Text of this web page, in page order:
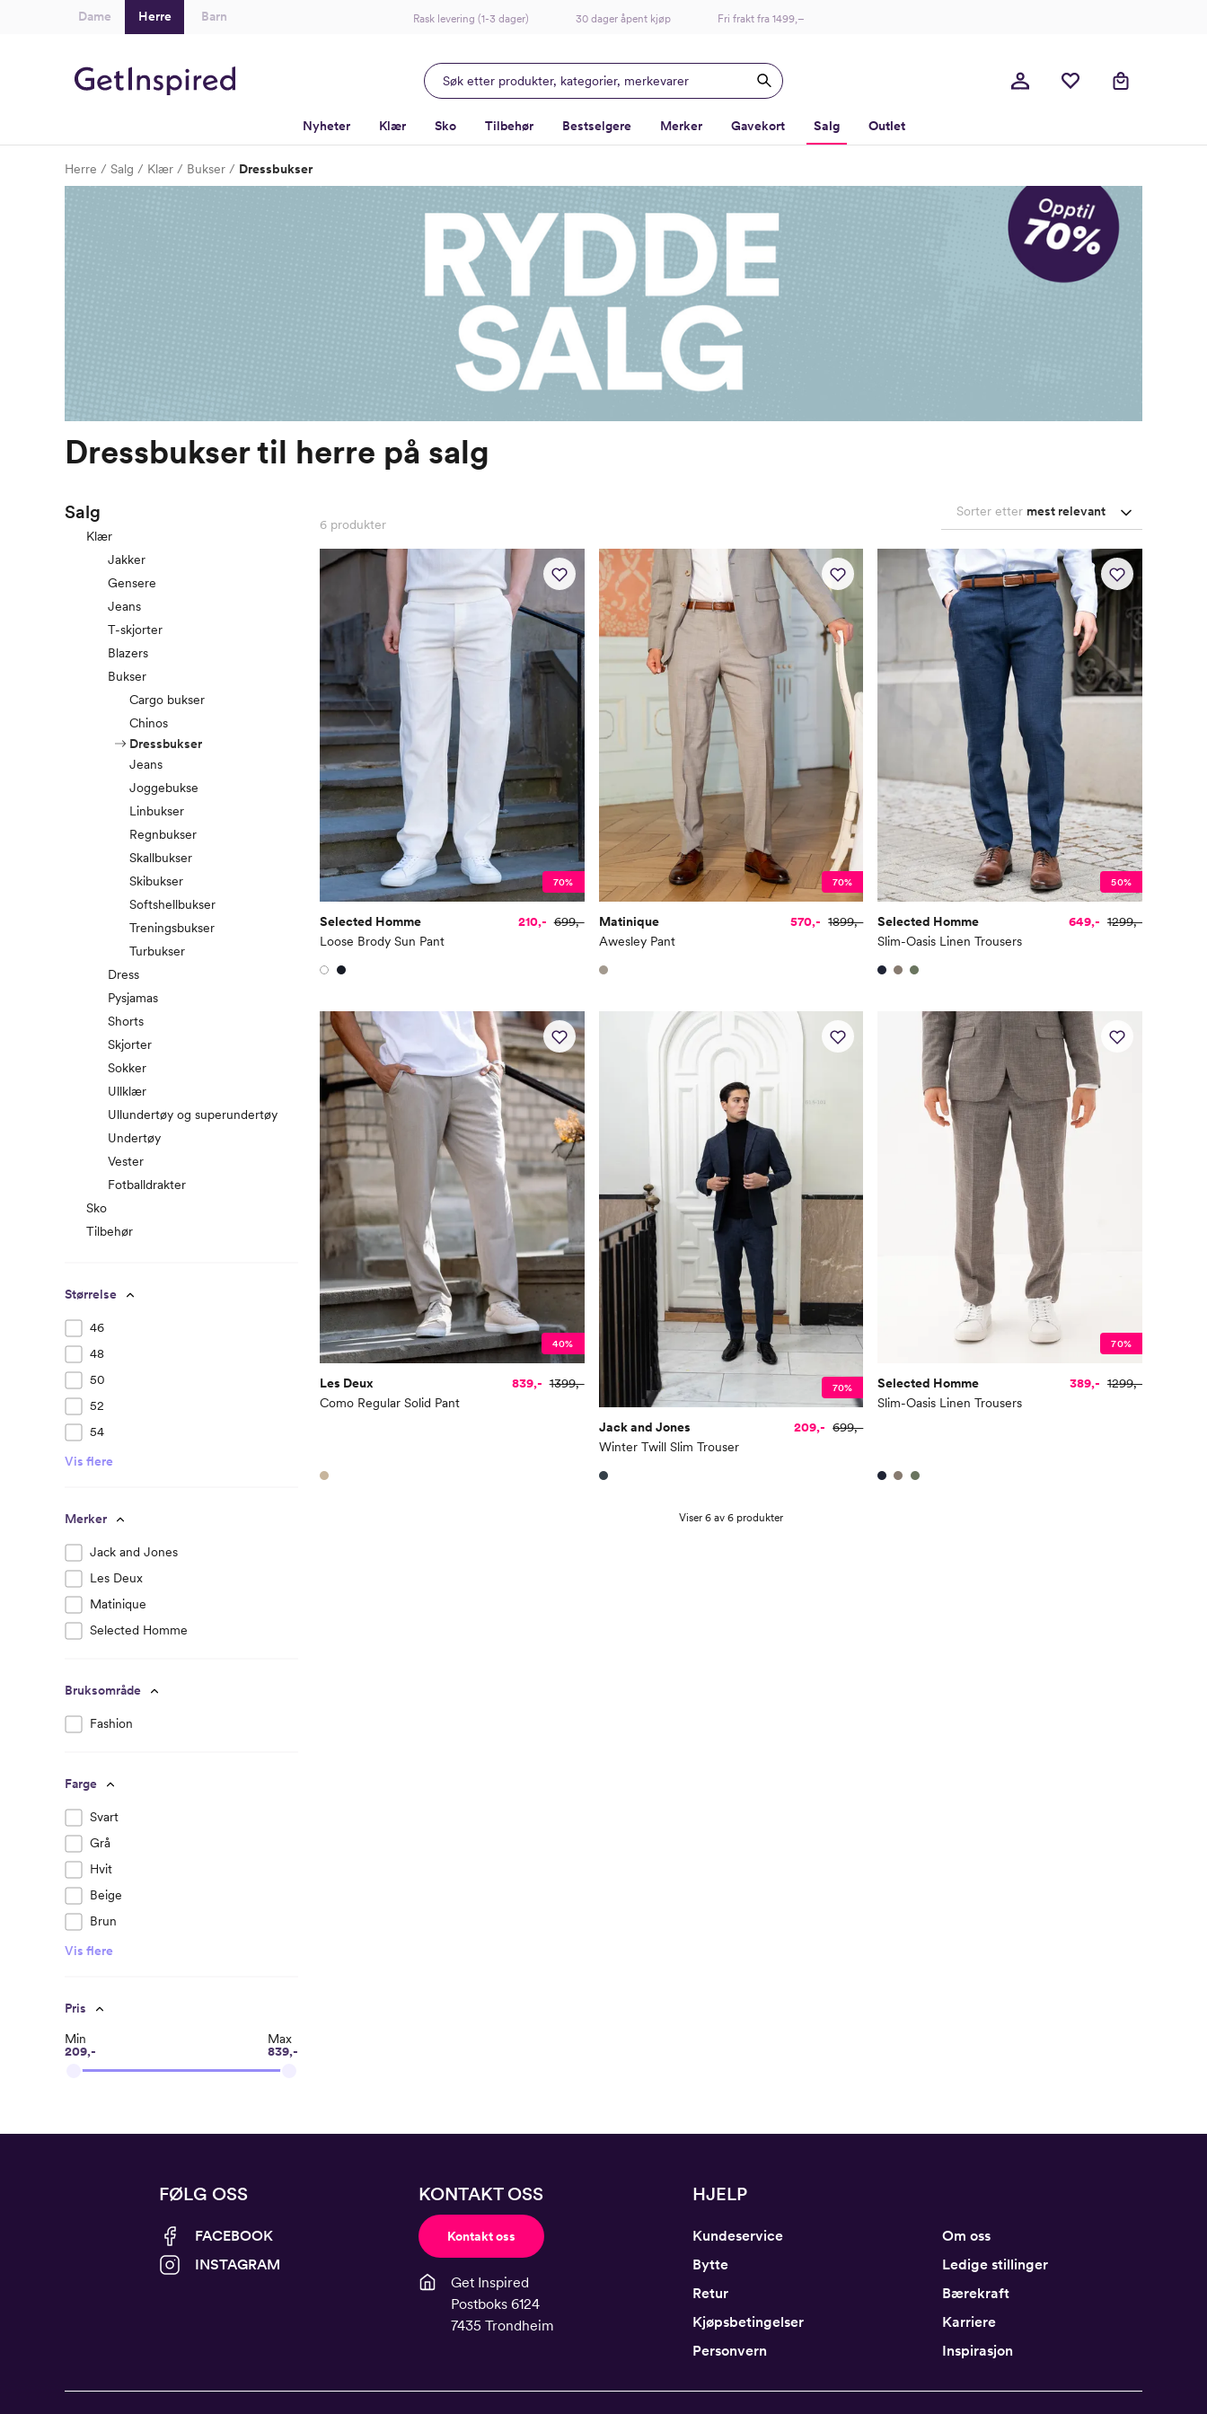
Dame Herre Barn Rask levering (1-3 dager) 30 dager åpent kjøp Fri frakt fra 1499,–
Nyheter Klær Sko Tilbehør Bestselgere Merker Gavekort Salg Outlet
Herre Salg Klær Bukser Dressbukser
Dressbukser til herre på salg
Salg
Klær
Jakker
Gensere
Jeans
T-skjorter
Blazers
Bukser
Cargo bukser
Chinos
Dressbukser
Jeans
Joggebukse
Linbukser
Regnbukser
Skallbukser
Skibukser
Softshellbukser
Treningsbukser
Turbukser
Dress
Pysjamas
Shorts
Skjorter
Sokker
Ullklær
Ullundertøy og superundertøy
Undertøy
Vester
Fotballdrakter
Sko
Tilbehør
Størrelse
46
48
50
52
54
Vis flere
Merker
Jack and Jones
Les Deux
Matinique
Selected Homme
Bruksområde
Fashion
Farge
Svart
Grå
Hvit
Beige
Brun
Vis flere
Pris
Min
209,-
Max
839,-
6 produkter
Sorter etter mest relevant
70%
Selected Homme
Loose Brody Sun Pant
210,- 699,-
70%
Matinique
Awesley Pant
570,- 1899,-
50%
Selected Homme
Slim-Oasis Linen Trousers
649,- 1299,-
40%
Les Deux
Como Regular Solid Pant
839,- 1399,- 70%
Jack and Jones
Winter Twill Slim Trouser
209,- 699,-
70%
Selected Homme
Slim-Oasis Linen Trousers
389,- 1299,-
Viser 6 av 6 produkter
FØLG OSS
FACEBOOK
INSTAGRAM
KONTAKT OSS
Kontakt oss
Get Inspired
Postboks 6124
7435 Trondheim
HJELP
Kundeservice
Bytte
Retur
Kjøpsbetingelser
Personvern
Om oss
Ledige stillinger
Bærekraft
Karriere
Inspirasjon